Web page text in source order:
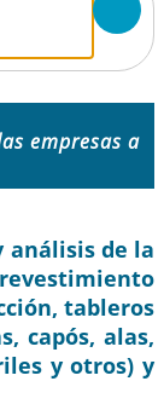
empresas a
análisis de la
tableros
capós, alas,
y otros) y